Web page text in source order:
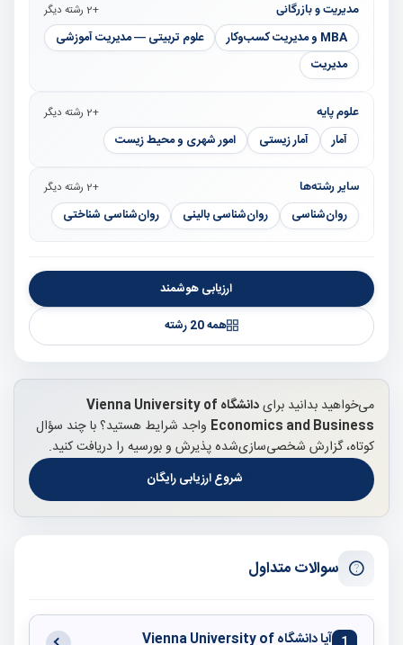
مدیریت و بازرگانی +2 رشته دیگر
MBA و مدیریت کسب‌وکار
علوم تربیتی — مدیریت آموزشی
مدیریت
علوم پایه +2 رشته دیگر
آمار آمار زیستی امور شهری و محیط زیست
سایر رشته‌ها +2 رشته دیگر
روان‌شناسی روان‌شناسی بالینی روان‌شناسی شناختی
ارزیابی هوشمند
همه 20 رشته
می‌خواهید بدانید برای
دانشگاه Vienna University of
Economics and Business واجد شرایط هستید؟ با چند سؤال
کوتاه، گزارش شخصی‌سازی‌شده پذیرش و بورسیه را دریافت کنید.
شروع ارزیابی رایگان
سوالات متداول
آیا دانشگاه Vienna University of